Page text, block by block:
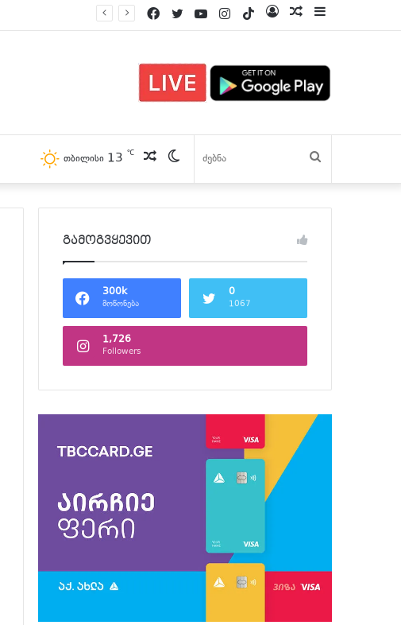
პოსტები
Log
TikTok
Instagram
YouTube
Twitter
Facebook
Switch
skin
პოსტები
თბილისი 13 ℃
გამოგვყევით
300k
მოწონება
0
1067
1,726
Followers